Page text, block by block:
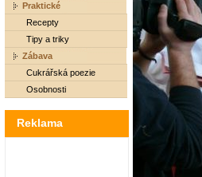
Praktické
Recepty
Tipy a triky
Zábava
Cukrářská poezie
Osobnosti
Reklama